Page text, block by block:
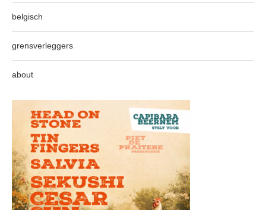
belgisch
grensverleggers
about